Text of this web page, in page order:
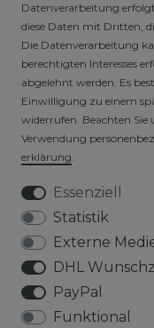
HÄNDLER / B2B
SICHERE
VERSICHERTER
Datenverarbeitung
diese Daten mit Dritten,
Die Datenverarbeitung
berechtigten Interesses
abgelehnt werden. Es
Einwilligung zu einem
widerrufen. Beachten Sie
Verwendung
erklärung.
Essenziell
Statistik
Externe
DHL
PayPal
Funktional